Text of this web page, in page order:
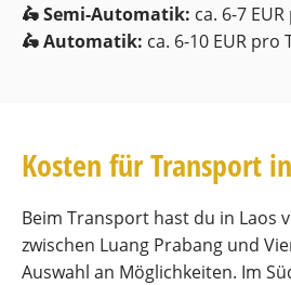
🛵 Semi-Automatik: ca. 6-7
🛵 Automatik: ca. 6-10 EUR pro
Kosten für Transport
Beim Transport hast du in Laos
zwischen Luang Prabang und
Auswahl an Möglichkeiten. Im